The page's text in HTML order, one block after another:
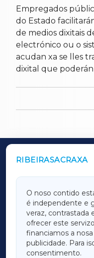
Empregados
do Estado
de medios dixitais
electrónico ou o
acudan xa se lles
dixital que
RIBEIRASACRAXA
O noso contido
é independente e
veraz, contrastada
ofrecer este servizo
financiamos a
publicidade. Para
consentimento.
OUTROS